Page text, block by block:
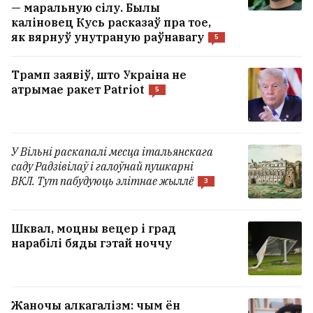
— маральную сілу. Былы
каліновец Кусь расказаў пра тое,
як вярнуў унутраную раўнавагу
5
Трамп заявіў, што Украіна не
атрымае ракет Patriot
5
У Вільні раскапалі месца італьянскага
саду Радзівілаў і галоўнай пушкарні
ВКЛ. Тут пабудуюць элітнае жыллё
3
Шквал, моцны вецер і град
нарабілі бяды гэтай ноччу
Жаночы алкагалізм: чым ён
«Белавія» назвала топ-5 самых
Статкевіч: Калі зноў пачнуцца масавыя